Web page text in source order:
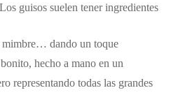
guisos suelen tener ingredientes
dando un toque
hecho a mano en un
representando todas las grandes